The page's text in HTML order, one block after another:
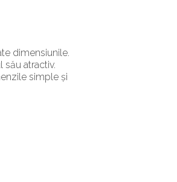
dimensiunile.
atractiv.
simple și